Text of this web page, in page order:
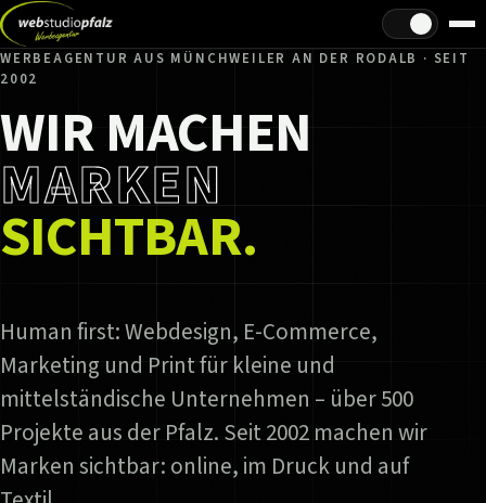
Hell/Dunkel
WERBEAGENTUR AUS MÜNCHWEILER AN DER RODALB · SEIT
2002
WIR MACHEN
MARKEN
SICHTBAR.
Human first: Webdesign, E-Commerce,
Marketing und Print für kleine und
mittelständische Unternehmen – über 500
Projekte aus der Pfalz. Seit 2002 machen wir
Marken sichtbar: online, im Druck und auf